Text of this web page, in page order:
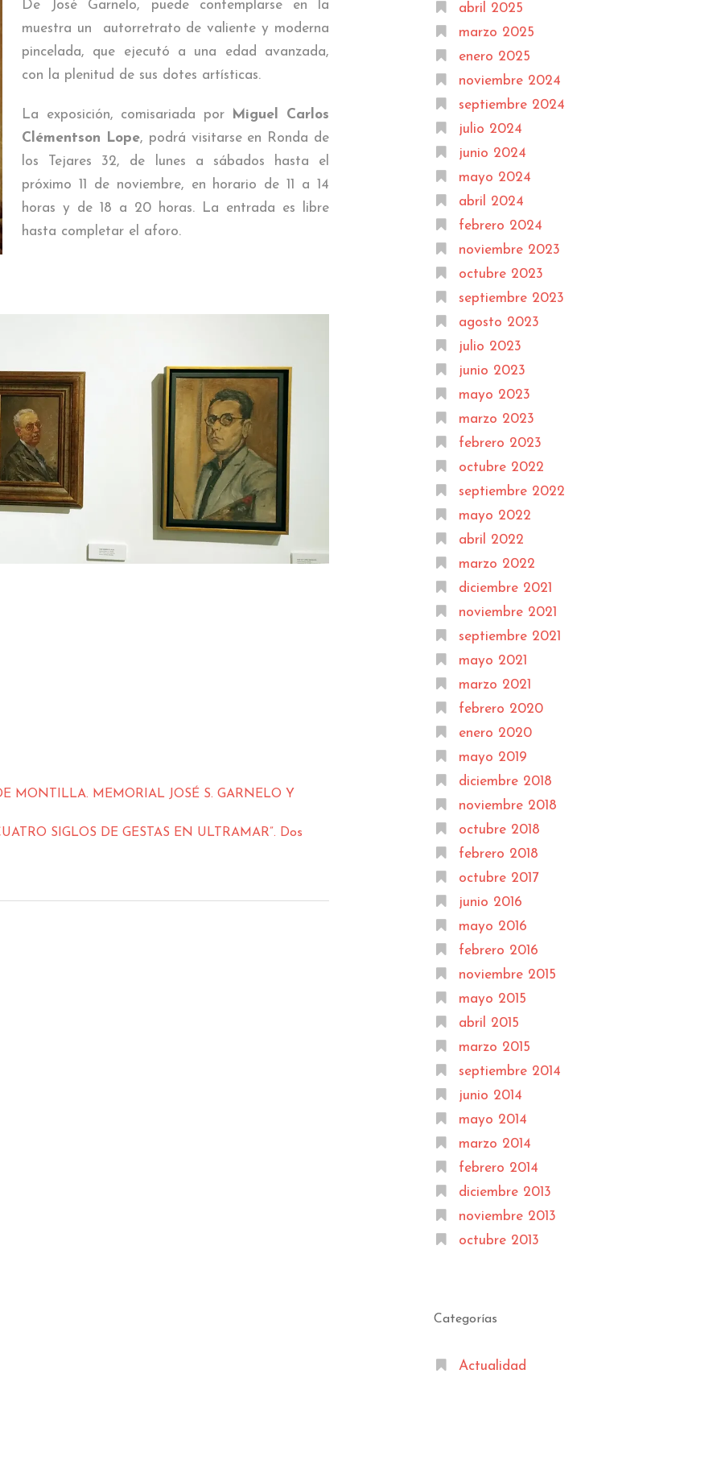
De José Garnelo, puede contemplarse en la
muestra un autorretrato de valiente y moderna
pincelada, que ejecutó a una edad avanzada,
con la plenitud de sus dotes artísticas.
La exposición, comisariada por
Miguel Carlos
Clémentson Lope, podrá visitarse en Ronda de
los Tejares 32, de lunes a sábados hasta el
próximo 11 de noviembre, en horario de 11 a 14
horas y de 18 a 20 horas. La entrada es libre
hasta completar el aforo.
MONTILLA. MEMORIAL JOSÉ S. GARNELO Y
SIGLOS DE GESTAS EN ULTRAMAR”. Dos
abril 2025
marzo 2025
enero 2025
noviembre 2024
septiembre 2024
julio 2024
junio 2024
mayo 2024
abril 2024
febrero 2024
noviembre 2023
octubre 2023
septiembre 2023
agosto 2023
julio 2023
junio 2023
mayo 2023
marzo 2023
febrero 2023
octubre 2022
septiembre 2022
mayo 2022
abril 2022
marzo 2022
diciembre 2021
noviembre 2021
septiembre 2021
mayo 2021
marzo 2021
febrero 2020
enero 2020
mayo 2019
diciembre 2018
noviembre 2018
octubre 2018
febrero 2018
octubre 2017
junio 2016
mayo 2016
febrero 2016
noviembre 2015
mayo 2015
abril 2015
marzo 2015
septiembre 2014
junio 2014
mayo 2014
marzo 2014
febrero 2014
diciembre 2013
noviembre 2013
octubre 2013
Categorías
Actualidad